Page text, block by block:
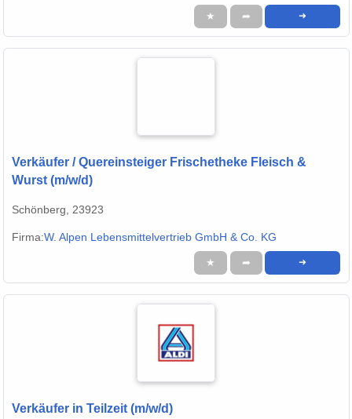
★ ➦ ➜
Verkäufer / Quereinsteiger Frischetheke Fleisch &
Wurst (m/w/d)
Schönberg, 23923
Firma:W. Alpen Lebensmittelvertrieb GmbH & Co. KG
★ ➦ ➜
Verkäufer in Teilzeit (m/w/d)